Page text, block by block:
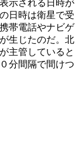
示される日時が
日時は衛星で受
帯電話やナビゲ
生じたのだ。北
主管していると
分間隔で間けつ